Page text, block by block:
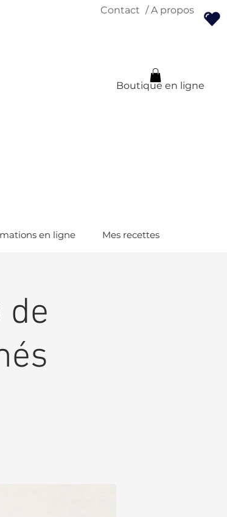
Contact / A propos
Boutique en ligne
en ligne Mes recettes